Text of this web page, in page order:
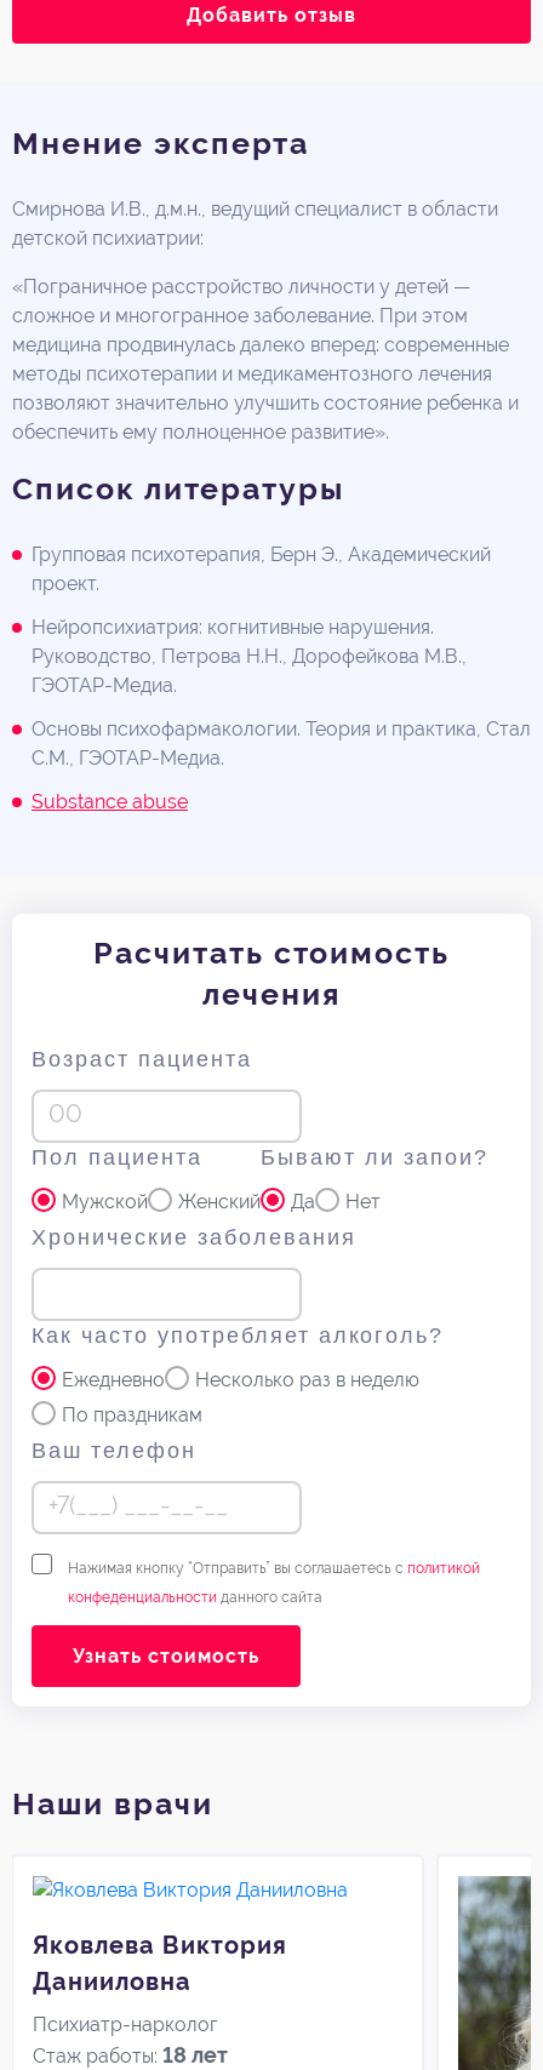
Добавить отзыв
Мнение эксперта
Смирнова И.В., д.м.н., ведущий специалист в области
детской психиатрии:
«Пограничное расстройство личности у детей —
сложное и многогранное заболевание. При этом
медицина продвинулась далеко вперед: современные
методы психотерапии и медикаментозного лечения
позволяют значительно улучшить состояние ребенка и
обеспечить ему полноценное развитие».
Список литературы
Групповая психотерапия, Берн Э., Академический
проект.
Нейропсихиатрия: когнитивные нарушения.
Руководство, Петрова Н.Н., Дорофейкова М.В.,
ГЭОТАР-Медиа.
Основы психофармакологии. Теория и практика, Стал
С.М., ГЭОТАР-Медиа.
Substance abuse
Расчитать стоимость
лечения
Возраст пациента
Пол пациента
Мужской Женский
Бывают ли запои?
Да Нет
Хронические заболевания
Как часто употребляет алкоголь?
Ежедневно
Несколько раз в неделю
По праздникам
Ваш телефон
Нажимая кнопку “Отправить” вы соглашаетесь с политикой
конфеденциальности данного сайта
Узнать стоимость
Наши врачи
Яковлева Виктория
Данииловна
Психиатр-нарколог
Стаж работы:18 лет